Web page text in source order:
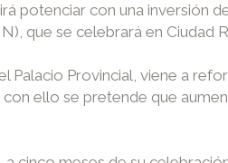
potenciar con una inversión
que se celebrará en Ciudad
Palacio Provincial, viene a
ello se pretende que